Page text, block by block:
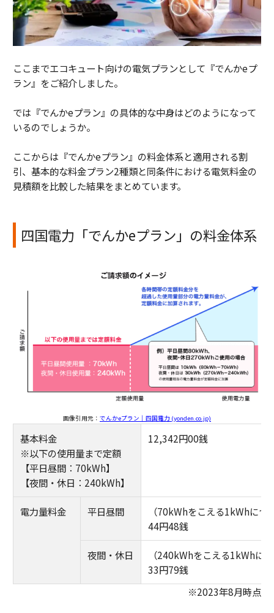
ここまでエコキュート向けの電気プランとして『でんかeプ
ラン』をご紹介しました。
では『でんかeプラン』の具体的な中身はどのようになって
いるのでしょうか。
ここからは『でんかeプラン』の料金体系と適用される割
引、基本的な料金プラン2種類と同条件における電気料金の
見積額を比較した結果をまとめています。
四国電力「でんかeプラン」の料金体系
画像引用元： でんかeプラン｜四国電力 (yonden.co.jp)
基本料金
※以下の使用量まで定額
【平日昼間：70kWh】
【夜間・休日：240kWh】
12,342円00銭
電力量料金 平日昼間
（70kWhをこえる1kWhにつ
44円48銭
夜間・休日
（240kWhをこえる1kWhに
33円79銭
※2023年8月時点